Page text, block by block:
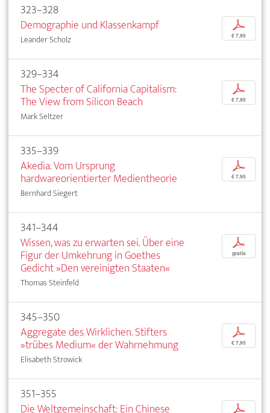
323–328
Demographie und Klassenkampf
Leander Scholz
p
€ 7,95
329–334
The Specter of California Capitalism:
The View from Silicon Beach
Mark Seltzer
p
€ 7,95
335–339
Akedia. Vom Ursprung
hardwareorientierter Medientheorie
Bernhard Siegert
p
€ 7,95
341–344
Wissen, was zu erwarten sei. Über eine
Figur der Umkehrung in Goethes
Gedicht »Den vereinigten Staaten«
Thomas Steinfeld
p
gratis
345–350
Aggregate des Wirklichen. Stifters
»trübes Medium« der Wahrnehmung
Elisabeth Strowick
p
€ 7,95
351–355
Die Weltgemeinschaft: Ein Chinese
p